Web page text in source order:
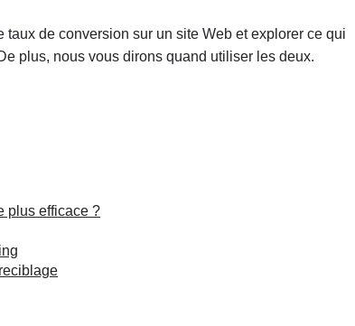
de conversion sur un site Web et explorer ce qui
plus, nous vous dirons quand utiliser les deux.
plus efficace ?